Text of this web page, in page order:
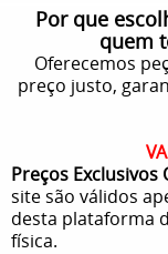
Por que
quem
Oferecemos
preço justo,
Preços Exclusivos
site são válidos
desta plataforma
física.